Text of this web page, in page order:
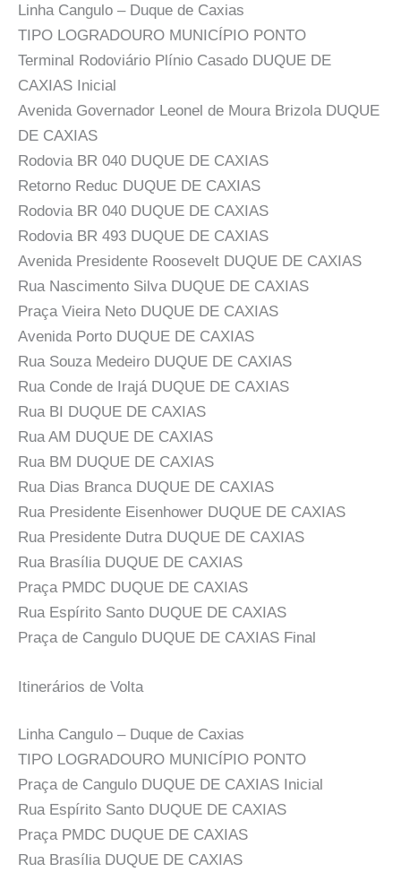
Linha Cangulo – Duque de Caxias
TIPO LOGRADOURO MUNICÍPIO PONTO
Terminal Rodoviário Plínio Casado DUQUE DE
CAXIAS Inicial
Avenida Governador Leonel de Moura Brizola DUQUE
DE CAXIAS
Rodovia BR 040 DUQUE DE CAXIAS
Retorno Reduc DUQUE DE CAXIAS
Rodovia BR 040 DUQUE DE CAXIAS
Rodovia BR 493 DUQUE DE CAXIAS
Avenida Presidente Roosevelt DUQUE DE CAXIAS
Rua Nascimento Silva DUQUE DE CAXIAS
Praça Vieira Neto DUQUE DE CAXIAS
Avenida Porto DUQUE DE CAXIAS
Rua Souza Medeiro DUQUE DE CAXIAS
Rua Conde de Irajá DUQUE DE CAXIAS
Rua BI DUQUE DE CAXIAS
Rua AM DUQUE DE CAXIAS
Rua BM DUQUE DE CAXIAS
Rua Dias Branca DUQUE DE CAXIAS
Rua Presidente Eisenhower DUQUE DE CAXIAS
Rua Presidente Dutra DUQUE DE CAXIAS
Rua Brasília DUQUE DE CAXIAS
Praça PMDC DUQUE DE CAXIAS
Rua Espírito Santo DUQUE DE CAXIAS
Praça de Cangulo DUQUE DE CAXIAS Final
Itinerários de Volta
Linha Cangulo – Duque de Caxias
TIPO LOGRADOURO MUNICÍPIO PONTO
Praça de Cangulo DUQUE DE CAXIAS Inicial
Rua Espírito Santo DUQUE DE CAXIAS
Praça PMDC DUQUE DE CAXIAS
Rua Brasília DUQUE DE CAXIAS